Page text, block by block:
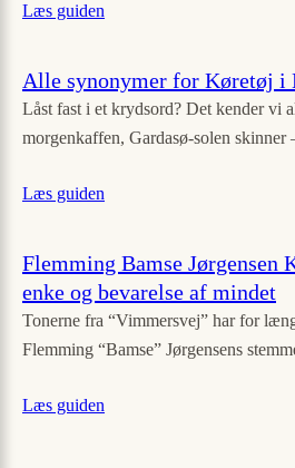
Læs guiden
Alle synonymer for Køretøj i
Låst fast i et krydsord? Det kender vi
morgenkaffen, Gardasø-solen
Læs guiden
Flemming Bamse Jørgensen
enke og bevarelse af mindet
Tonerne fra “Vimmersvej” har for
Flemming “Bamse” Jørgensens
Læs guiden